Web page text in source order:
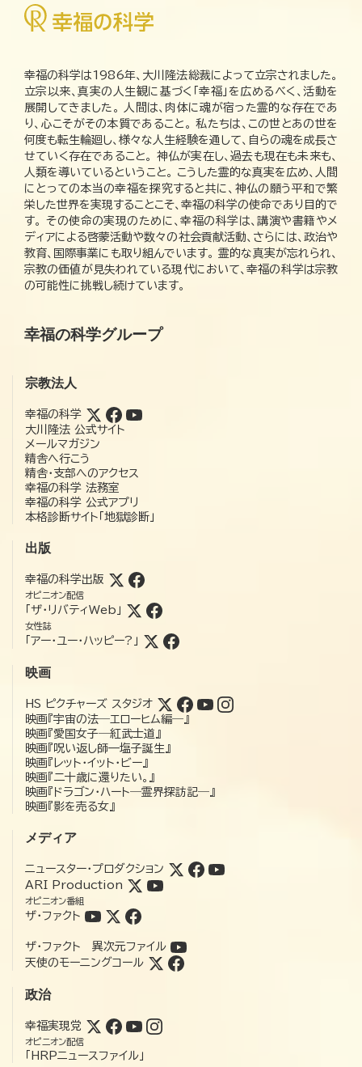
幸福の科学は1986年、大川隆法総裁によって立宗されました。
立宗以来、真実の人生観に基づく「幸福」を広めるべく、活動を
展開してきました。 人間は、肉体に魂が宿った霊的な存在であ
り、心こそがその本質であること。 私たちは、この世とあの世を
何度も転生輪廻し、様々な人生経験を通して、自らの魂を成長さ
せていく存在であること。 神仏が実在し、過去も現在も未来も、
人類を導いているということ。 こうした霊的な真実を広め、人間
にとっての本当の幸福を探究すると共に、神仏の願う平和で繁
栄した世界を実現することこそ、幸福の科学の使命であり目的で
す。 その使命の実現のために、幸福の科学は、講演や書籍やメ
ディアによる啓蒙活動や数々の社会貢献活動、さらには、政治や
教育、国際事業にも取り組んでいます。 霊的な真実が忘れられ、
宗教の価値が見失われている現代において、幸福の科学は宗教
の可能性に挑戦し続けています。
幸福の科学グループ
宗教法人
幸福の科学
大川隆法 公式サイト
メールマガジン
精舎へ行こう
精舎・支部へのアクセス
幸福の科学 法務室
幸福の科学 公式アプリ
本格診断サイト「地獄診断」
出版
幸福の科学出版
オピニオン配信
「ザ・リバティWeb」
女性誌
「アー・ユー・ハッピー?」
映画
HS ピクチャーズ スタジオ
映画『宇宙の法―エローヒム編―』
映画『愛国女子―紅武士道』
映画『呪い返し師—塩子誕生』
映画『レット・イット・ビー』
映画『二十歳に還りたい。』
映画『ドラゴン・ハート―霊界探訪記―』
映画『影を売る女』
メディア
ニュースター・プロダクション
ARI Production
オピニオン番組
ザ・ファクト
ザ・ファクト 異次元ファイル
天使のモーニングコール
政治
幸福実現党
オピニオン配信
「HRPニュースファイル」